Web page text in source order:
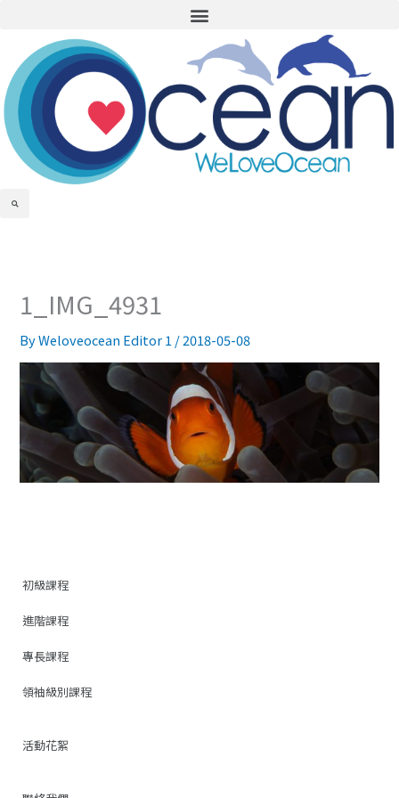
content
Menu
Search
1_IMG_4931
ByWeloveocean Editor 1 /2018-05-08
初級課程
進階課程
專長課程
領袖級別課程
活動花絮